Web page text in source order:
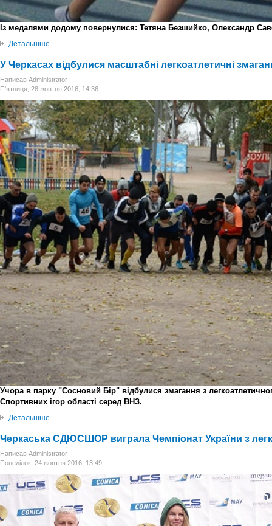
Із медалями додому повернулися: Тетяна Безшийко, Олександр
Детальніше...
У Черкасах відбулися масштабні легкоатлетичні
Написав Administrator
П'ятниця, 28 жовтня 2016, 14:36
Учора в парку "Сосновий Бір" відбулися змагання з
Спортивних ігор області серед ВНЗ.
Детальніше...
Черкаська СДЮСШОР виграла Чемпіонат України з
Написав Administrator
Понеділок, 24 жовтня 2016, 13:49